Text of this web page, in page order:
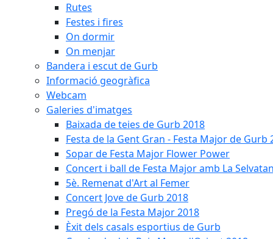
Rutes
Festes i fires
On dormir
On menjar
Bandera i escut de Gurb
Informació geogràfica
Webcam
Galeries d'imatges
Baixada de teies de Gurb 2018
Festa de la Gent Gran - Festa Major de Gurb
Sopar de Festa Major Flower Power
Concert i ball de Festa Major amb La
5è. Remenat d'Art al Femer
Concert Jove de Gurb 2018
Pregó de la Festa Major 2018
Èxit dels casals esportius de Gurb